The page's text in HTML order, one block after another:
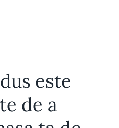
este
de a